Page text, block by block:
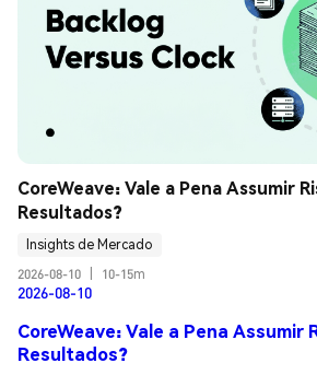
CoreWeave: Vale a Pena Assumir
Resultados?
Insights de Mercado
2026-08-10
10-15m
2026-08-10
CoreWeave: Vale a Pena Assumir
Resultados?